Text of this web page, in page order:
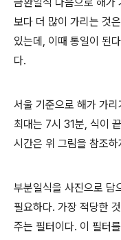
보다 더 많이 가리는 것
있는데, 이때 통일이 된
다.
서울 기준으로 해가 가
최대는 7시 31분, 식이
시간은 위 그림을 참조하
부분일식을 사진으로 담
필요하다. 가장 적당한
주는 필터이다. 이 필터